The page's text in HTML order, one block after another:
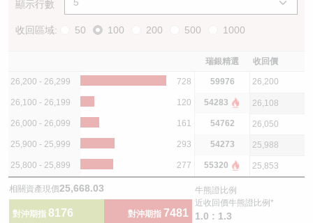
顯示行數
收回區域: 50 100 200 500 1000
瑞銀精選 收回價
26,200 - 26,299 728 59976 26,200
26,100 - 26,199 120 54283 26,108
26,000 - 26,099 161 54762 26,050
25,900 - 25,999 293 54273 25,988
25,800 - 25,899 277 55320 25,853
相關資產現價25,668.03
對沖期指 8176 對沖期指 7481
牛熊證比例
近收回價牛熊證比例*
1.0 : 1.3